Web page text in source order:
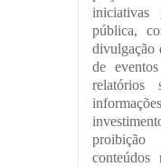
iniciativas
pública,
divulgação
de
relatórios
conteúdos